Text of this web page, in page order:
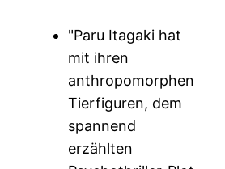
"Paru Itagaki hat
mit ihren
anthropomorphen
Tierfiguren, dem
spannend
erzählten